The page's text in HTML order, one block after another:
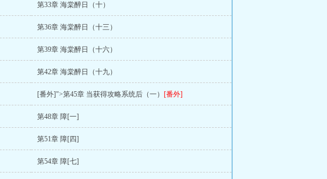
第33章 海棠醉日（十）
第36章 海棠醉日（十三）
第39章 海棠醉日（十六）
第42章 海棠醉日（十九）
[番外]">第45章 当获得攻略系统后（一） [番外]
第48章 障[一]
第51章 障[四]
第54章 障[七]